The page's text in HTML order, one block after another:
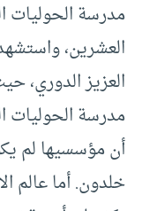
مدرسة الحوليات
العشرين،
العزيز الدوري،
مدرسة الحوليات
أن مؤسسيها لم
خلدون. أما عالم